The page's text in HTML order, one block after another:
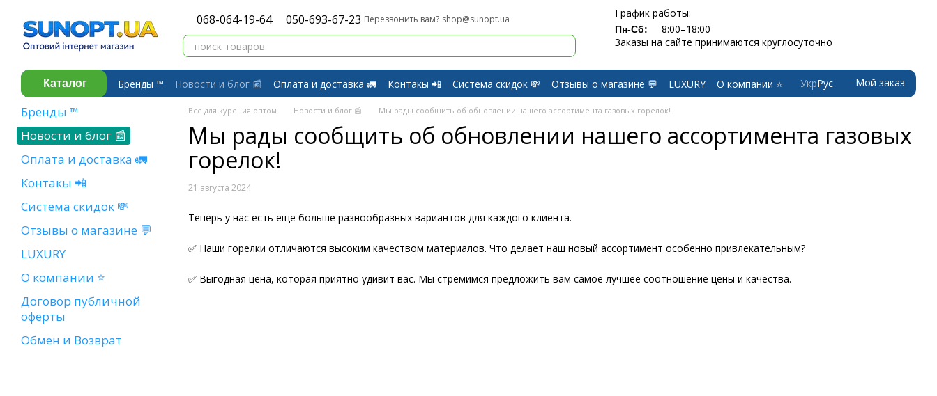
068-064-19-64 050-693-67-23 Перезвонить вам? shop@sunopt.ua График работы:
Пн-Сб:
8:00–18:00
Заказы на сайте принимаются круглосуточно
Каталог Бренды ™️ Новости и блог 📰 Оплата и доставка 🚛 Контакы 📲 Система скидок 💸 Отзывы о магазине 💬 LUXURY
О компании ⭐
Договор публичной оферты
Обмен и Возврат
УкрРус Мой заказ
Все для курения оптом Новости и блог 📰 Мы рады сообщить об обновлении нашего ассортимента газовых горелок!
Мы рады сообщить об обновлении нашего ассортимента газовых
горелок!
21 августа 2024
Теперь у нас есть еще больше разнообразных вариантов для каждого клиента.
✅ Наши горелки отличаются высоким качеством материалов. Что делает наш новый ассортимент особенно привлекательным?
✅ Выгодная цена, которая приятно удивит вас. Мы стремимся предложить вам самое лучшее соотношение цены и качества.
Бренды ™️
Новости и блог 📰
Оплата и доставка 🚛
Контакы 📲
Система скидок 💸
Отзывы о магазине 💬
LUXURY
О компании ⭐
Договор публичной
оферты
Обмен и Возврат